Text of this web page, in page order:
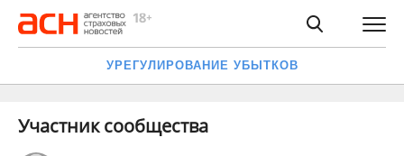
УРЕГУЛИРОВАНИЕ УБЫТКОВ
Участник сообщества